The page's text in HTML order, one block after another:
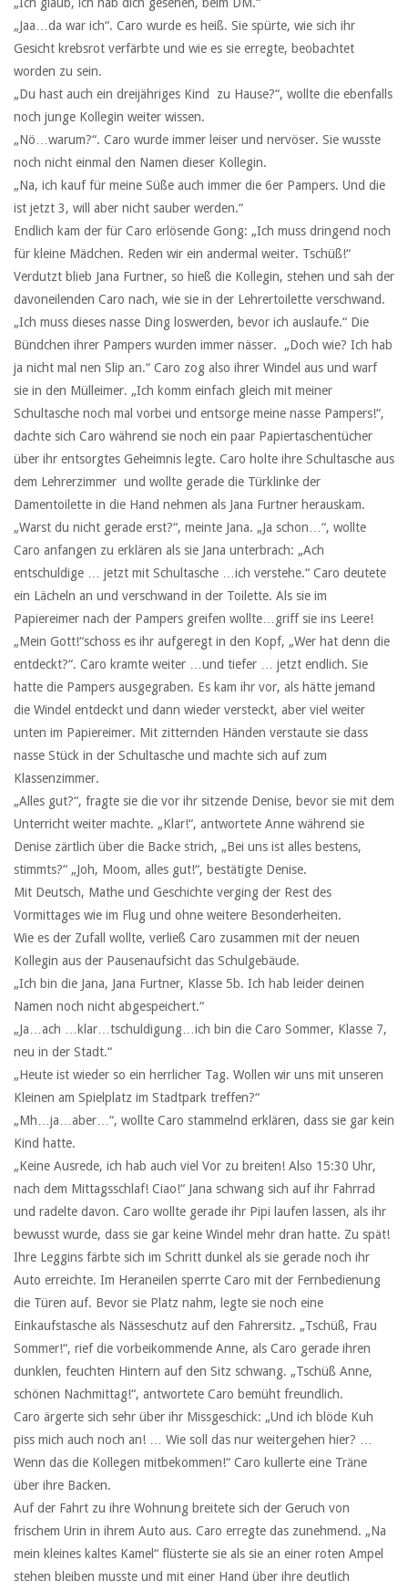
„Ich glaub, ich hab dich gesehen, beim DM.“
„Jaa…da war ich“. Caro wurde es heiß. Sie spürte, wie sich ihr
Gesicht krebsrot verfärbte und wie es sie erregte, beobachtet
worden zu sein.
„Du hast auch ein dreijähriges Kind zu Hause?“, wollte die ebenfalls
noch junge Kollegin weiter wissen.
„Nö…warum?“. Caro wurde immer leiser und nervöser. Sie wusste
noch nicht einmal den Namen dieser Kollegin.
„Na, ich kauf für meine Süße auch immer die 6er Pampers. Und die
ist jetzt 3, will aber nicht sauber werden.“
Endlich kam der für Caro erlösende Gong: „Ich muss dringend noch
für kleine Mädchen. Reden wir ein andermal weiter. Tschüß!“
Verdutzt blieb Jana Furtner, so hieß die Kollegin, stehen und sah der
davoneilenden Caro nach, wie sie in der Lehrertoilette verschwand.
„Ich muss dieses nasse Ding loswerden, bevor ich auslaufe.“ Die
Bündchen ihrer Pampers wurden immer nässer. „Doch wie? Ich hab
ja nicht mal nen Slip an.“ Caro zog also ihrer Windel aus und warf
sie in den Mülleimer. „Ich komm einfach gleich mit meiner
Schultasche noch mal vorbei und entsorge meine nasse Pampers!“,
dachte sich Caro während sie noch ein paar Papiertaschentücher
über ihr entsorgtes Geheimnis legte. Caro holte ihre Schultasche aus
dem Lehrerzimmer und wollte gerade die Türklinke der
Damentoilette in die Hand nehmen als Jana Furtner herauskam.
„Warst du nicht gerade erst?“, meinte Jana. „Ja schon…“, wollte
Caro anfangen zu erklären als sie Jana unterbrach: „Ach
entschuldige … jetzt mit Schultasche …ich verstehe.“ Caro deutete
ein Lächeln an und verschwand in der Toilette. Als sie im
Papiereimer nach der Pampers greifen wollte…griff sie ins Leere!
„Mein Gott!“schoss es ihr aufgeregt in den Kopf, „Wer hat denn die
entdeckt?“. Caro kramte weiter …und tiefer … jetzt endlich. Sie
hatte die Pampers ausgegraben. Es kam ihr vor, als hätte jemand
die Windel entdeckt und dann wieder versteckt, aber viel weiter
unten im Papiereimer. Mit zitternden Händen verstaute sie dass
nasse Stück in der Schultasche und machte sich auf zum
Klassenzimmer.
„Alles gut?“, fragte sie die vor ihr sitzende Denise, bevor sie mit dem
Unterricht weiter machte. „Klar!“, antwortete Anne während sie
Denise zärtlich über die Backe strich, „Bei uns ist alles bestens,
stimmts?“ „Joh, Moom, alles gut!“, bestätigte Denise.
Mit Deutsch, Mathe und Geschichte verging der Rest des
Vormittages wie im Flug und ohne weitere Besonderheiten.
Wie es der Zufall wollte, verließ Caro zusammen mit der neuen
Kollegin aus der Pausenaufsicht das Schulgebäude.
„Ich bin die Jana, Jana Furtner, Klasse 5b. Ich hab leider deinen
Namen noch nicht abgespeichert.“
„Ja…ach …klar…tschuldigung…ich bin die Caro Sommer, Klasse 7,
neu in der Stadt.“
„Heute ist wieder so ein herrlicher Tag. Wollen wir uns mit unseren
Kleinen am Spielplatz im Stadtpark treffen?“
„Mh…ja…aber…“, wollte Caro stammelnd erklären, dass sie gar kein
Kind hatte.
„Keine Ausrede, ich hab auch viel Vor zu breiten! Also 15:30 Uhr,
nach dem Mittagsschlaf! Ciao!“ Jana schwang sich auf ihr Fahrrad
und radelte davon. Caro wollte gerade ihr Pipi laufen lassen, als ihr
bewusst wurde, dass sie gar keine Windel mehr dran hatte. Zu spät!
Ihre Leggins färbte sich im Schritt dunkel als sie gerade noch ihr
Auto erreichte. Im Heraneilen sperrte Caro mit der Fernbedienung
die Türen auf. Bevor sie Platz nahm, legte sie noch eine
Einkaufstasche als Nässeschutz auf den Fahrersitz. „Tschüß, Frau
Sommer!“, rief die vorbeikommende Anne, als Caro gerade ihren
dunklen, feuchten Hintern auf den Sitz schwang. „Tschüß Anne,
schönen Nachmittag!“, antwortete Caro bemüht freundlich.
Caro ärgerte sich sehr über ihr Missgeschick: „Und ich blöde Kuh
piss mich auch noch an! … Wie soll das nur weitergehen hier? …
Wenn das die Kollegen mitbekommen!“ Caro kullerte eine Träne
über ihre Backen.
Auf der Fahrt zu ihre Wohnung breitete sich der Geruch von
frischem Urin in ihrem Auto aus. Caro erregte das zunehmend. „Na
mein kleines kaltes Kamel“ flüsterte sie als sie an einer roten Ampel
stehen bleiben musste und mit einer Hand über ihre deutlich